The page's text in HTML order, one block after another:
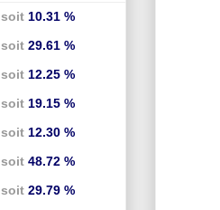
soit 10.31 %
soit 29.61 %
soit 12.25 %
soit 19.15 %
soit 12.30 %
soit 48.72 %
soit 29.79 %